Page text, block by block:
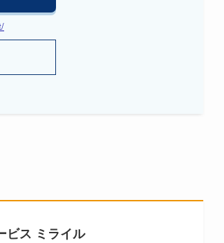
ビス ミライル